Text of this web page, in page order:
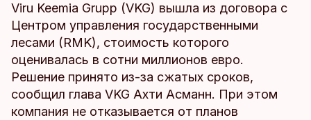
Viru Keemia Grupp (VKG) вышла из договора с
Центром управления государственными
лесами (RMK), стоимость которого
оценивалась в сотни миллионов евро.
Решение принято из-за сжатых сроков,
сообщил глава VKG Ахти Асманн. При этом
компания не отказывается от планов